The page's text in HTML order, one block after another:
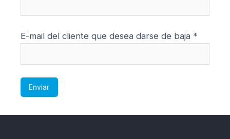
E-mail del cliente que desea darse de baja *